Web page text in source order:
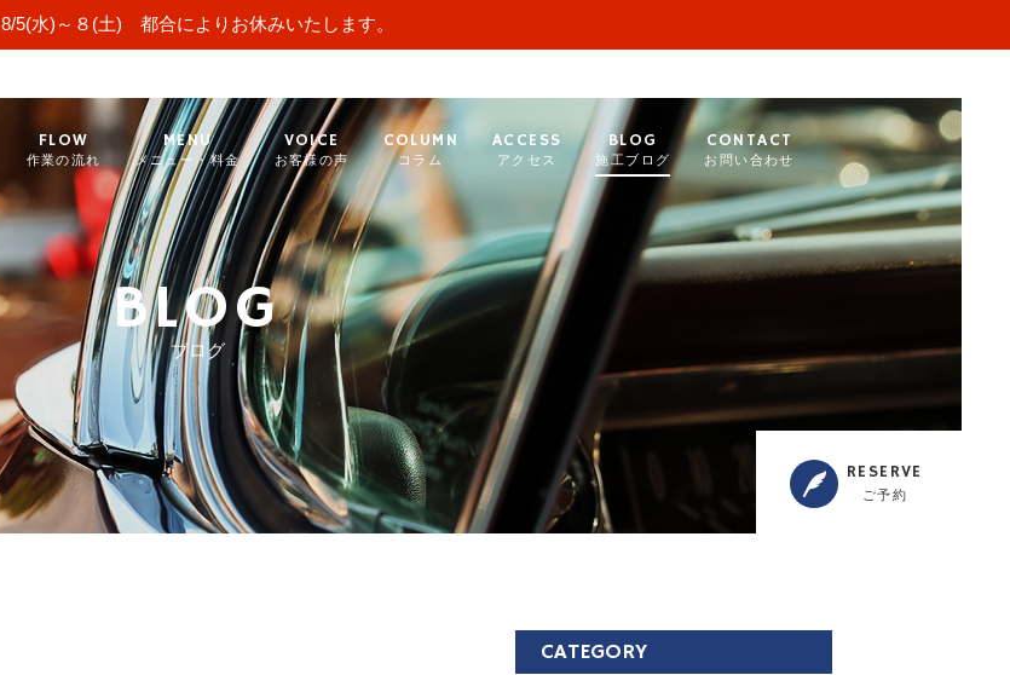
8/5(水)～８(土) 都合によりお休みいたします。
FLOW
作業の流れ
MENU
メニュー・料金
VOICE
お客様の声
COLUMN
コラム
ACCESS
アクセス
BLOG
施工ブログ
CONTACT
お問い合わせ
BLOG
ブログ
RESERVE
ご予約
CATEGORY